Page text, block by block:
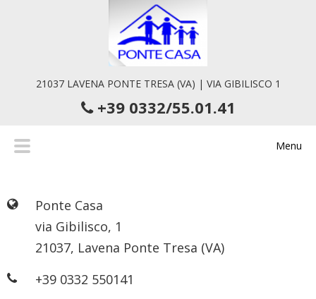
21037 LAVENA PONTE TRESA (VA) | VIA GIBILISCO 1
+39 0332/55.01.41
Menu
Ponte Casa
via Gibilisco, 1
21037, Lavena Ponte Tresa (VA)
+39 0332 550141